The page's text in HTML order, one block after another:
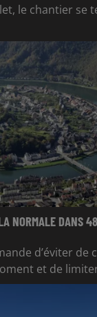
le chantier se
NORMALE DANS
d’éviter de
et de